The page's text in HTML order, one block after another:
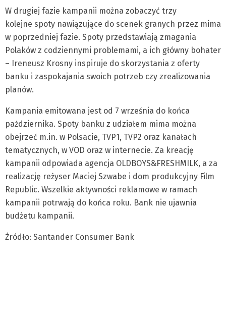
W drugiej fazie kampanii można zobaczyć trzy
kolejne spoty nawiązujące do scenek granych przez mima
w poprzedniej fazie. Spoty przedstawiają zmagania
Polaków z codziennymi problemami, a ich główny bohater
– Ireneusz Krosny inspiruje do skorzystania z oferty
banku i zaspokajania swoich potrzeb czy zrealizowania
planów.
Kampania emitowana jest od 7 września do końca
października. Spoty banku z udziałem mima można
obejrzeć m.in. w Polsacie, TVP1, TVP2 oraz kanałach
tematycznych, w VOD oraz w internecie. Za kreację
kampanii odpowiada agencja OLDBOYS&FRESHMILK, a za
realizację reżyser Maciej Szwabe i dom produkcyjny Film
Republic. Wszelkie aktywności reklamowe w ramach
kampanii potrwają do końca roku. Bank nie ujawnia
budżetu kampanii.
Źródło: Santander Consumer Bank